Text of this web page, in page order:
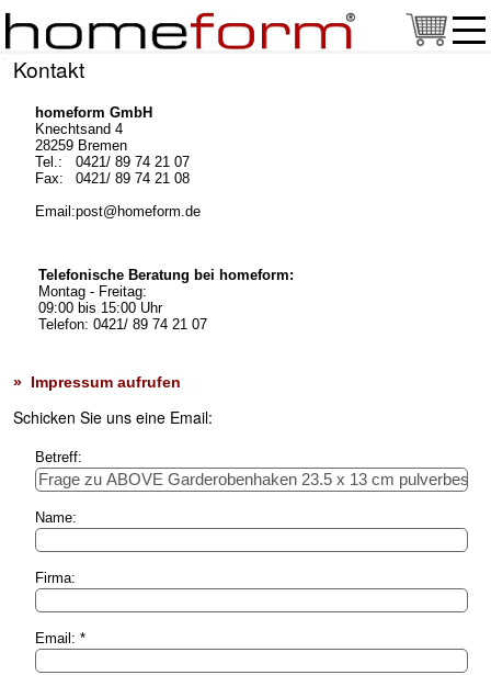
Kontakt
homeform GmbH
Knechtsand 4
28259 Bremen
Tel.:
0421/ 89 74 21 07
Fax:
0421/ 89 74 21 08
Email:post@homeform.de
Telefonische Beratung bei homeform:
Montag - Freitag:
09:00 bis 15:00 Uhr
Telefon: 0421/ 89 74 21 07
» Impressum aufrufen
Schicken Sie uns eine Email:
Betreff:
Name:
Firma:
Email: *